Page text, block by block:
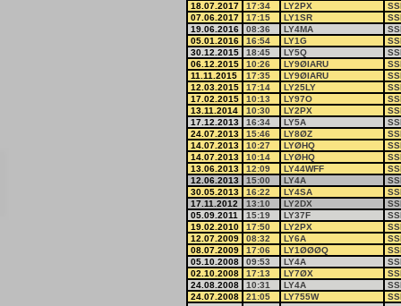
18.07.2017
17:34 LY2PX
07.06.2017
17:15 LY1SR
19.06.2016
08:36 LY4MA
05.01.2016
16:54 LY1G
30.12.2015
18:45 LY5Q
06.12.2015
10:26 LY9ØIARU
11.11.2015
17:35 LY9ØIARU
12.03.2015
17:14 LY25LY
17.02.2015
10:13 LY97O
13.11.2014
10:30 LY2PX
17.12.2013
16:34 LY5A
24.07.2013
15:46 LY8ØZ
14.07.2013
10:27 LYØHQ
14.07.2013
10:14 LYØHQ
13.06.2013
12:09 LY44WFF
12.06.2013
15:00 LY4A
30.05.2013
16:22 LY4SA
17.11.2012
13:10 LY2DX
05.09.2011
15:19 LY37F
19.02.2010
17:50 LY2PX
12.07.2009
08:32 LY6A
08.07.2009
17:06 LY1ØØØQ
05.10.2008
09:53 LY4A
02.10.2008
17:13 LY7ØX
24.08.2008
10:31 LY4A
24.07.2008
21:05 LY755W